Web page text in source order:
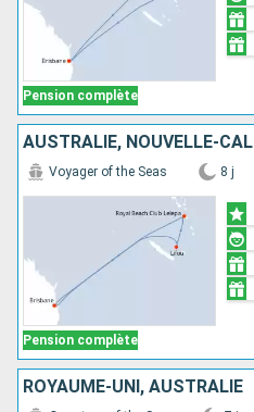
Pension complète
Pension complète
Voyager of the Seas 8 j
ROYAUME-UNI, AUSTRALIE